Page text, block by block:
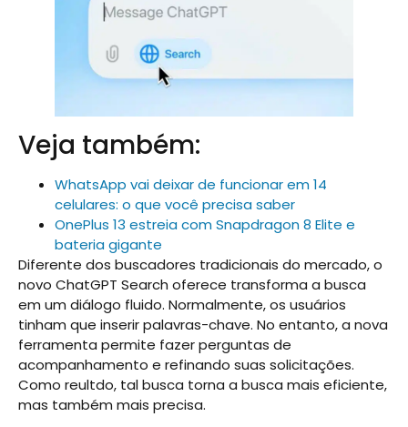
Veja também:
WhatsApp vai deixar de funcionar em 14
celulares: o que você precisa saber
OnePlus 13 estreia com Snapdragon 8 Elite e
bateria gigante
Diferente dos buscadores tradicionais do mercado, o
novo ChatGPT Search oferece transforma a busca
em um diálogo fluido. Normalmente, os usuários
tinham que inserir palavras-chave. No entanto, a nova
ferramenta permite fazer perguntas de
acompanhamento e refinando suas solicitações.
Como reultdo, tal busca torna a busca mais eficiente,
mas também mais precisa.